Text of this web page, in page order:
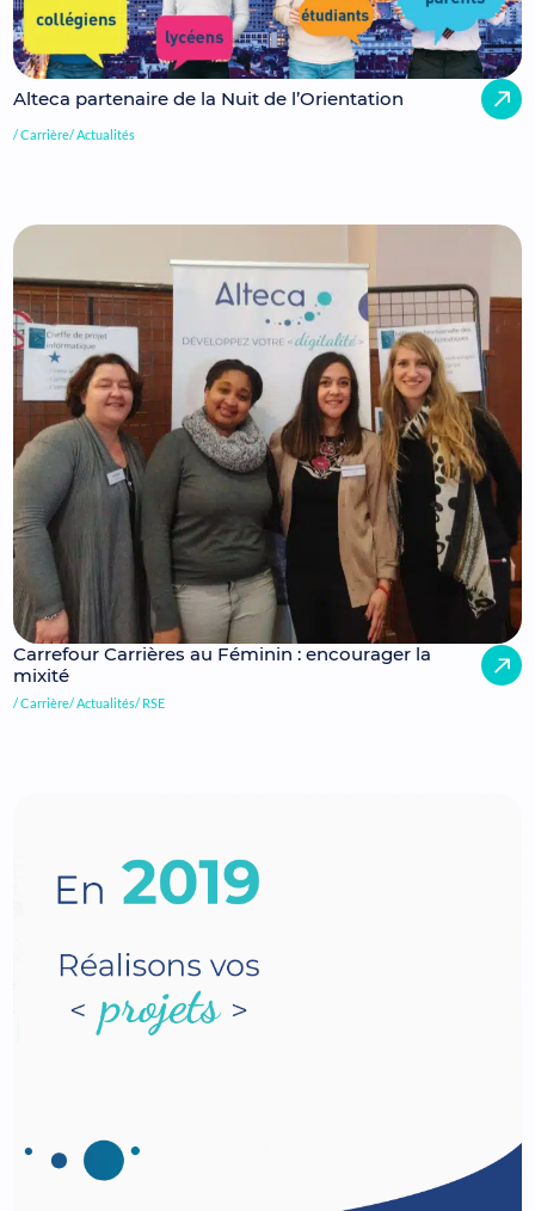
Alteca partenaire de la Nuit de l’Orientation
Carrière Actualités
Carrefour Carrières au Féminin : encourager la
mixité
Carrière Actualités RSE